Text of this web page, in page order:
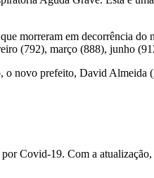
morreram em decorrência
(792), março (888), junho
novo prefeito, David Almeida
Covid-19. Com a